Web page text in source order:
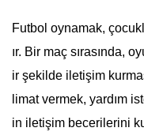
Futbol oynamak,
ır. Bir maç sırasında,
ir şekilde iletişim
limat vermek, yardım
in iletişim becerilerini